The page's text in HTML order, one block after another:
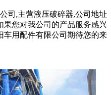
司,主营液压破碎器,公司地址
果您对我公司的产品服务感兴
车用配件有限公司期待您的来